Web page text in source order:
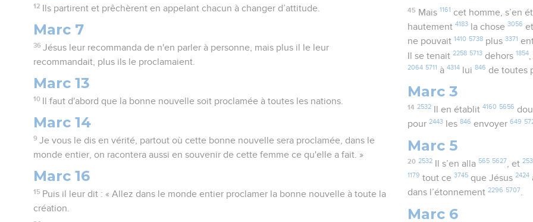
12 Ils partirent et prêchèrent en appelant chacun à changer d’attitude.
Marc 7
36 Jésus leur recommanda de n'en parler à personne, mais plus il le leur
recommandait, plus ils le proclamaient.
Marc 13
10 Il faut d'abord que la bonne nouvelle soit proclamée à toutes les nations.
Marc 14
9 Je vous le dis en vérité, partout où cette bonne nouvelle sera proclamée, dans le
monde entier, on racontera aussi en souvenir de cette femme ce qu'elle a fait. »
Marc 16
15 Puis il leur dit : « Allez dans le monde entier proclamer la bonne nouvelle à toute la
création.
45 Mais 1161 cet homme, s’en
hautement4183 la chose3056
ne pouvait1410 5738 plus3371
Il se tenait2258 5713 dehors 1854
2064 5711 à4314 lui846 de toutes
Marc 3
14 2532Il en établit 4160 5656
pour2443 les846 envoyer649
Marc 5
20 2532Il s’en alla 565 5627 , et
1179 tout ce3745 que Jésus2424
dans l’étonnement2296 5707.
Marc 6